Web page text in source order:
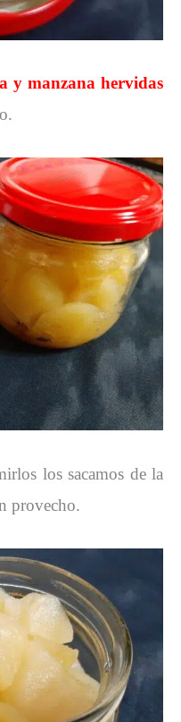
y manzana hervidas
los sacamos de la
provecho.